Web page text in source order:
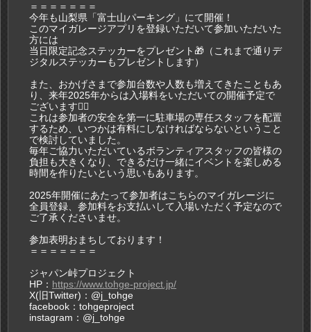
＝＝＝＝＝＝＝
今年も山梨県「富士山パーキング」にて開催！
このマイガレージアプリを登録いただいて参加いただいた
方には
当日限定記念ステッカーをプレゼント🎁（これまで通りデ
ジタルステッカーもプレゼントします）
また、おかげさまで参加台数や人数も増えてきたこともあ
り、来年2025年からは入場料をいただいての開催予定で
ございます🙇‍♂️
これは参加者の安全を第一に駐車場の専任スタッフを配置
するため、いつかは有料にしなければならないということ
で検討していました。
毎年ご協力いただいているボランティアスタッフの皆様の
負担も大きくなり、できるだけ一緒にイベントを楽しめる
時間を作りたいという思いもあります。
2025年開催にあたって参加者はこちらのマイガレージに
全員登録、参加料をお支払いして入場いただく予定なので
ご了承くださいませ。
参加表明おまちしております！
＝＝＝＝＝＝＝
ジャパン峠プロジェクト
HP： https://www.tohge-project.jp/
X(旧Twitter)：@j_tohge
facebook：tohgeproject
instagram：@j_tohge